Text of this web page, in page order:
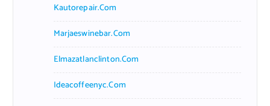
Kautorepair.com
Marjaeswinebar.com
Elmazatlanclinton.com
Ideacoffeenyc.com